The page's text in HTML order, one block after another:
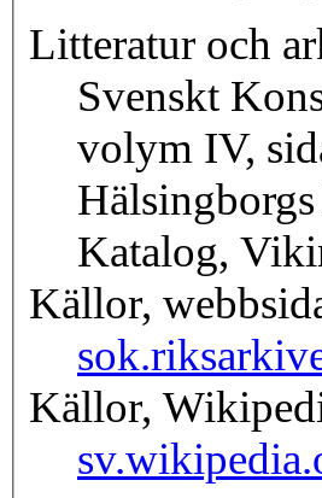
Litteratur och
Svenskt
volym IV,
Katalog,
Källor,
Källor,